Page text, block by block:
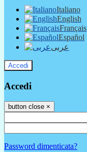
Italiano
English
Français
Español
عربى
Accedi
Accedi
button close ×
Password dimenticata?